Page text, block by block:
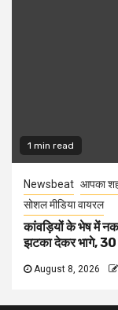
1 min read
Newsbeat आपका
सोशल मीडिया वायरल
कांवड़ियों के भेष में
झटका देकर भागे, 30
August 8, 2026